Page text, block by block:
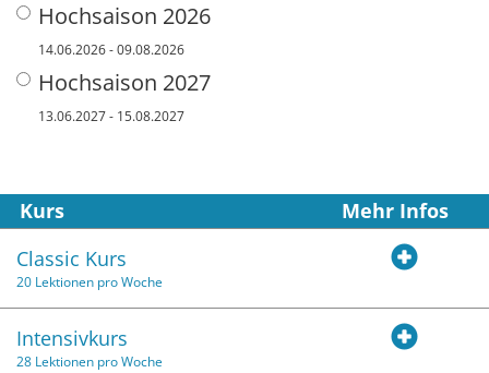
Hochsaison 2026
14.06.2026 - 09.08.2026
Hochsaison 2027
13.06.2027 - 15.08.2027
Kurs
Mehr Infos
Classic Kurs
20 Lektionen pro Woche
Intensivkurs
28 Lektionen pro Woche